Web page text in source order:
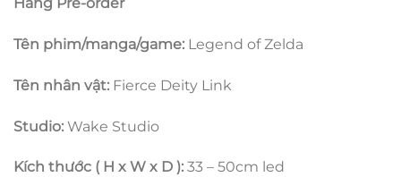
Tên phim/manga/game: Legend of Zelda
Tên nhân vật: Fierce Deity Link
Studio: Wake Studio
Kích thước ( H x W x D ): 33 – 50cm led